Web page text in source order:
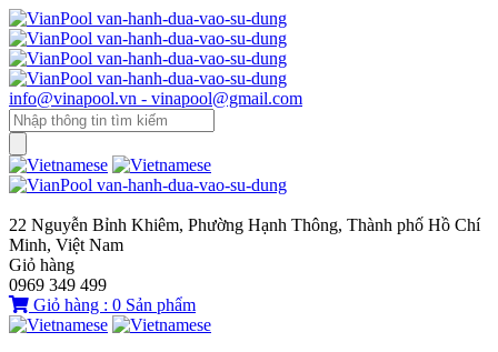
info@vinapool.vn - vinapool@gmail.com
22 Nguyễn Bỉnh Khiêm, Phường Hạnh Thông, Thành phố Hồ Chí
Minh, Việt Nam
Giỏ hàng
0969 349 499
Giỏ hàng : 0 Sản phẩm